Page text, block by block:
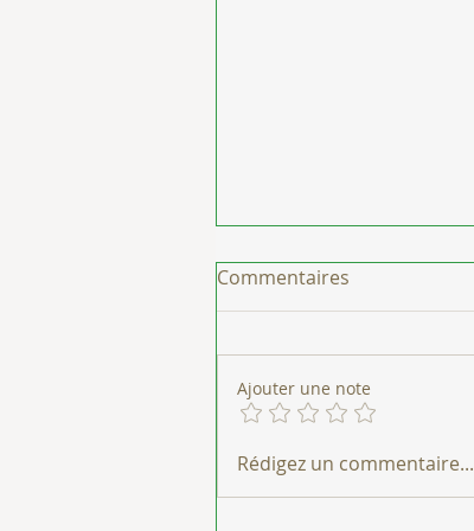
Qu'est-ce que la
Commentaires
Ajouter une note
Rédigez un commentaire...